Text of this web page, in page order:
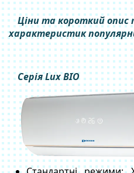
Ціни та короткий опис
характеристик
Серія Lux BIO